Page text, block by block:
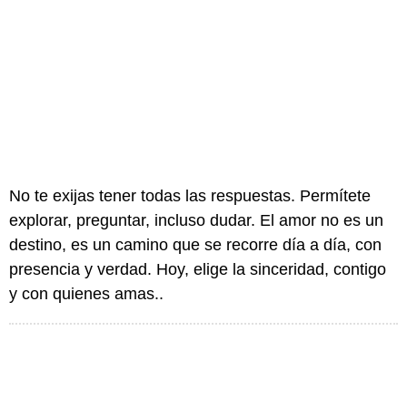
No te exijas tener todas las respuestas. Permítete
explorar, preguntar, incluso dudar. El amor no es un
destino, es un camino que se recorre día a día, con
presencia y verdad. Hoy, elige la sinceridad, contigo
y con quienes amas..